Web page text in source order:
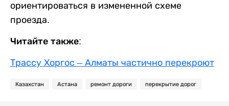
ориентироваться в измененной схеме
проезда.
Читайте также:
Трассу Хоргос – Алматы частично перекроют
Казахстан Астана ремонт дороги перекрытие дорог